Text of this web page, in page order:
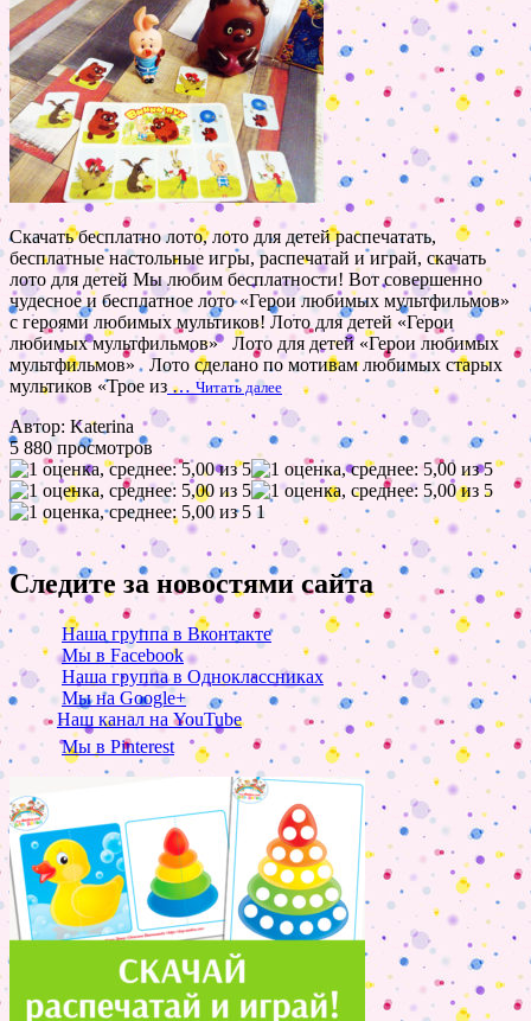
Скачать бесплатно лото, лото для детей распечатать,
бесплатные настольные игры, распечатай и играй, скачать
лото для детей Мы любим бесплатности! Вот совершенно
чудесное и бесплатное лото «Герои любимых мультфильмов»
с героями любимых мультиков! Лото для детей «Герои
любимых мультфильмов» Лото для детей «Герои любимых
мультфильмов» Лото сделано по мотивам любимых старых
мультиков «Трое из… Читать далее
Автор: Katerina
5 880 просмотров
1
Следите за новостями сайта
Наша группа в Вконтакте
Мы в Facebook
Наша группа в Одноклассниках
Мы на Google+
Наш канал на YouTube
Мы в Pinterest